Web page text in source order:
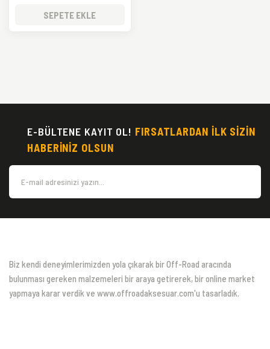
SEPETE EKLE
E-BÜLTENE KAYIT OL! FIRSATLARDAN İLK SİZİN
HABERİNİZ OLSUN
Biz kendi deneyimlerimizden yola çıkarak bir Off-Road aracında
bulunması gereken malzemeleri bir araya getirerek, bir online market
yapmaya karar verdik ve www.offroadaksesuar.com'u tasarladık.